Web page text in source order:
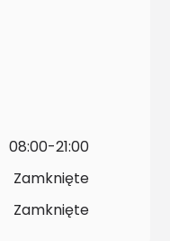
08:00-21:00
Zamknięte
Zamknięte